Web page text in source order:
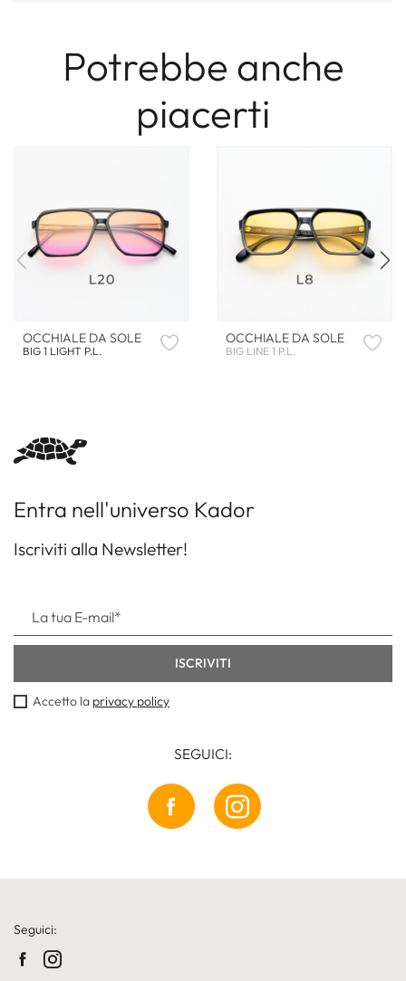
Potrebbe anche
piacerti
OCCHIALE DA SOLE
BIG 1 LIGHT P.L.
OCCHIALE DA SOLE
BIG LINE 1 P.L.
Entra nell'universo Kador
Iscriviti alla Newsletter!
Accetto la privacy policy
SEGUICI:
Seguici: